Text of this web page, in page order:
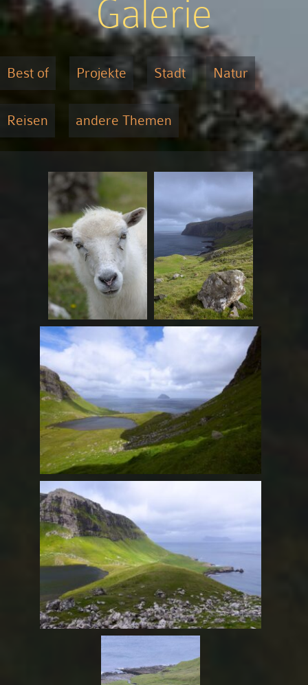
Galerie
Best of Projekte Stadt Natur
Reisen andere Themen